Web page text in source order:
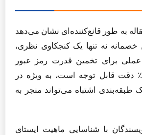
به طور قانع‌کننده‌ای نشان می‌دهد
خصمانه نه تنها یک کنجکاوی نظری،
برای تخمین قدرت رمز عبور
است. افزایش ۲۰٪ دقت قابل توجه است، به ویژه در
اشتباه می‌تواند منجر به
با شناسایی ماهیت ایستای